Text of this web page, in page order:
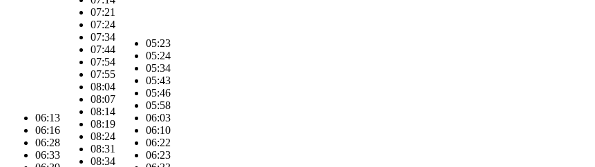
06:13
06:16
06:28
06:33
07:21
07:24
07:34
07:44
07:54
07:55
08:04
08:07
08:14
08:19
08:24
08:31
08:34
05:23
05:24
05:34
05:43
05:46
05:58
06:03
06:10
06:22
06:23